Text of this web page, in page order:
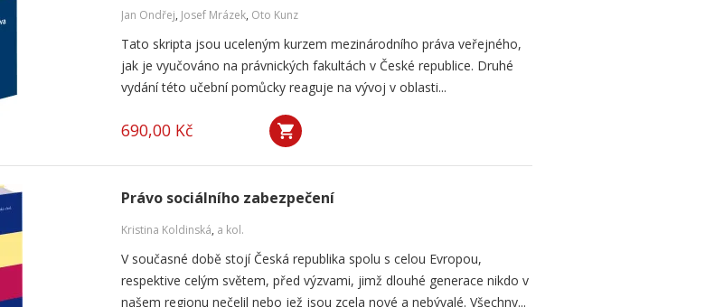
Jan Ondřej, Josef Mrázek, Oto Kunz
Tato skripta jsou uceleným kurzem mezinárodního práva veřejného,
jak je vyučováno na právnických fakultách v České republice. Druhé
vydání této učební pomůcky reaguje na vývoj v oblasti...
690,00 Kč
Právo sociálního zabezpečení
Kristina Koldinská, a kol.
V současné době stojí Česká republika spolu s celou Evropou,
respektive celým světem, před výzvami, jimž dlouhé generace nikdo v
našem regionu nečelil nebo jež jsou zcela nové a nebývalé. Všechny...